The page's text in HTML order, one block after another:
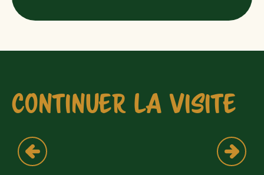
CONTINUER LA VISITE